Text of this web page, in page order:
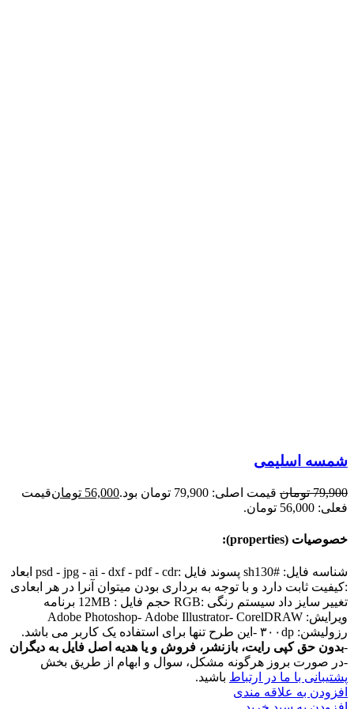
شمسه اسلیمی
79,900 تومان قیمت اصلی: 79,900 تومان بود. 56,000 تومانقیمت
فعلی: 56,000 تومان.
خصوصیات (properties):
شناسه فایل: #sh130 پسوند فایل :psd - jpg - ai - dxf - pdf - cdr ابعاد
:کیفیت ثابت دارد و با توجه به برداری بودن میتوان آنرا در هر ابعادی
تغییر سایز داد سیستم رنگی :RGB حجم فایل : 12MB برنامه
ویرایش: Adobe Photoshop- Adobe Illustrator- CorelDRAW
رزولیشن: ۳۰۰dp -این طرح تنها برای استفاده یک کاربر می باشد.
-بدون حق کپی رایت، بازنشر، فروش و یا هدیه اصل فایل به دیگران
-در صورت بروز هرگونه مشکل، سوال و ابهام از طریق بخش
پشتیبانی با ما در ارتباط باشید.
افزودن به علاقه مندی